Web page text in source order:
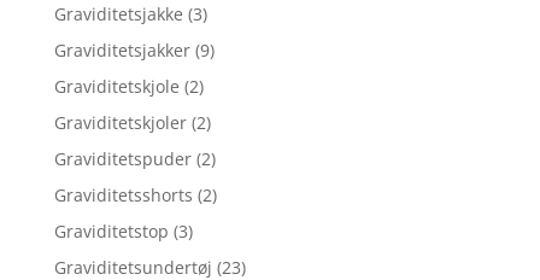
Graviditetsjakke (3)
Graviditetsjakker (9)
Graviditetskjole (2)
Graviditetskjoler (2)
Graviditetspuder (2)
Graviditetsshorts (2)
Graviditetstop (3)
Graviditetsundertøj (23)